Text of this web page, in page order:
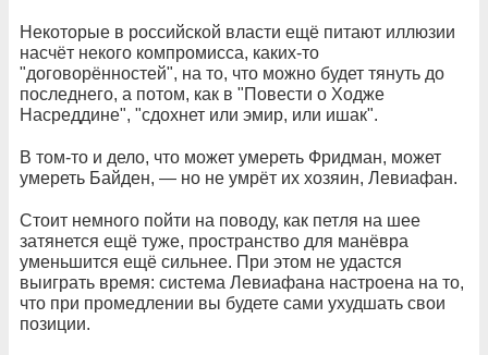
Некоторые в российской власти ещё питают иллюзии
насчёт некого компромисса, каких-то
"договорённостей", на то, что можно будет тянуть до
последнего, а потом, как в "Повести о Ходже
Насреддине", "сдохнет или эмир, или ишак".
В том-то и дело, что может умереть Фридман, может
умереть Байден, — но не умрёт их хозяин, Левиафан.
Стоит немного пойти на поводу, как петля на шее
затянется ещё туже, пространство для манёвра
уменьшится ещё сильнее. При этом не удастся
выиграть время: система Левиафана настроена на то,
что при промедлении вы будете сами ухудшать свои
позиции.